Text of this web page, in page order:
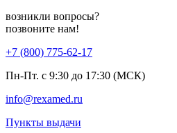
возникли вопросы?
позвоните нам!
+7 (800) 775-62-17
Пн-Пт. с 9:30 до 17:30 (МСК)
info@rexamed.ru
Пункты выдачи